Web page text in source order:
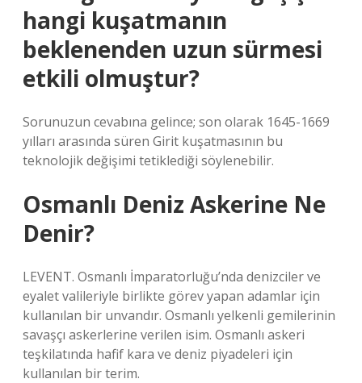
hangi kuşatmanın
beklenenden uzun sürmesi
etkili olmuştur?
Sorunuzun cevabına gelince; son olarak 1645-1669
yılları arasında süren Girit kuşatmasının bu
teknolojik değişimi tetiklediği söylenebilir.
Osmanlı Deniz Askerine Ne
Denir?
LEVENT. Osmanlı İmparatorluğu’nda denizciler ve
eyalet valileriyle birlikte görev yapan adamlar için
kullanılan bir unvandır. Osmanlı yelkenli gemilerinin
savaşçı askerlerine verilen isim. Osmanlı askeri
teşkilatında hafif kara ve deniz piyadeleri için
kullanılan bir terim.